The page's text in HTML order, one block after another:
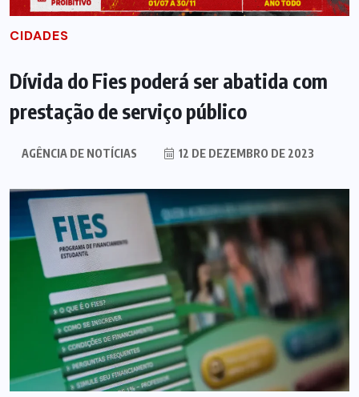
CIDADES
Dívida do Fies poderá ser abatida com
prestação de serviço público
AGÊNCIA DE NOTÍCIAS 12 DE DEZEMBRO DE 2023